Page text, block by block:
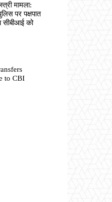
मामला:
पर पक्षपात
सीबीआई को
to CBI